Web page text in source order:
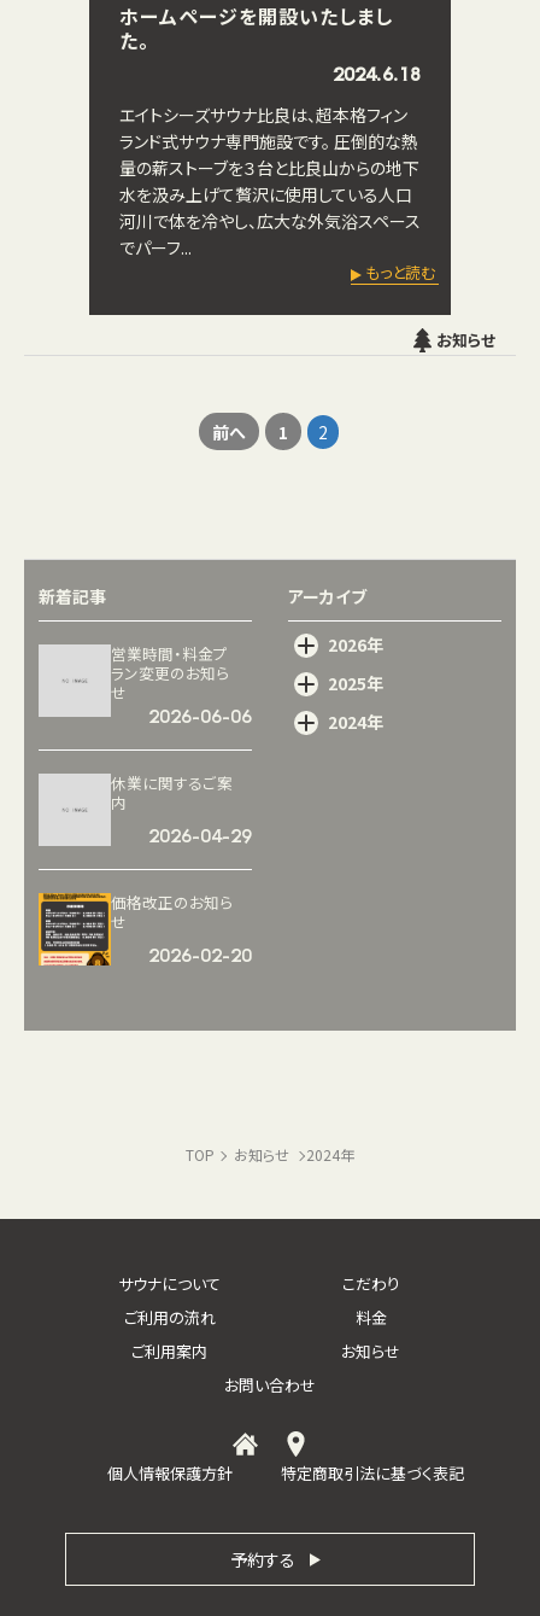
ホームページを開設いたしまし
た。
2024.6.18
エイトシーズサウナ比良は、超本格フィン
ランド式サウナ専門施設です。 圧倒的な熱
量の薪ストーブを３台と比良山からの地下
水を汲み上げて贅沢に使用している人口
河川で体を冷やし、広大な外気浴スペース
でパーフ...
もっと読む
お知らせ
前へ 1 2
新着記事
営業時間・料金プ
ラン変更のお知ら
せ
2026-06-06
休業に関するご案
内
2026-04-29
価格改正のお知ら
せ
2026-02-20
ト「∞（MUGEN）
2026-01-29
定休日変更のお知
2025-08-03
1周年記念アウフグ
2025-07-06
アーカイブ
2026年
2025年
2024年
TOP お知らせ 2024年
サウナについて
こだわり
ご利用の流れ
料金
ご利用案内
お知らせ
お問い合わせ
個人情報保護方針 特定商取引法に基づく表記
予約する